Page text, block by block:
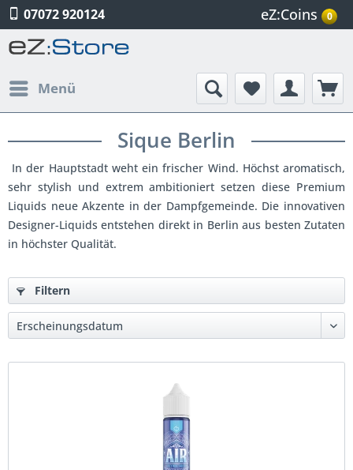
07072 920124 eZ:Coins 0
Menü
Sique Berlin
In der Hauptstadt weht ein frischer Wind. Höchst aromatisch,
sehr stylish und extrem ambitioniert setzen diese Premium
Liquids neue Akzente in der Dampfgemeinde. Die innovativen
Designer-Liquids entstehen direkt in Berlin aus besten Zutaten
in höchster Qualität.
Filtern